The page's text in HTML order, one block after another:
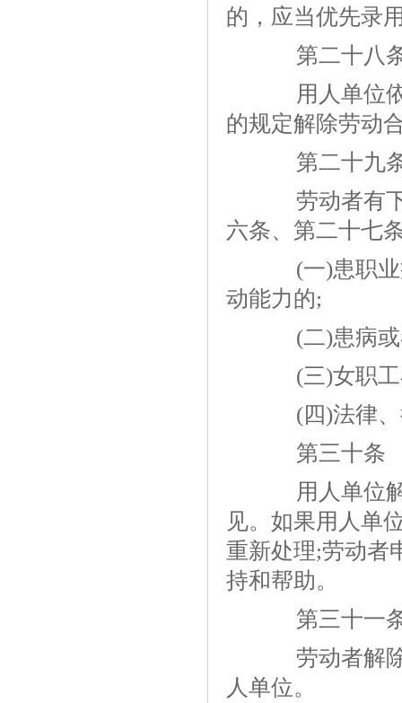
的，应当优先录
第二十八
用人单位依
的规定解除劳动
第二十九
劳动者有下
六条、第二十七
(一)患职业
动能力的;
(二)患病或
(三)女职工
(四)法律、
第三十条
用人单位解
见。如果用人单
重新处理;劳动者
持和帮助。
第三十一
劳动者解除
人单位。